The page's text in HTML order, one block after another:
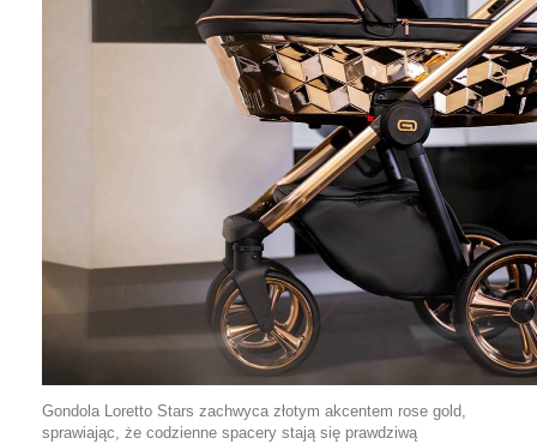
Gondola Loretto Stars zachwyca złotym akcentem rose gold,
sprawiając, że codzienne spacery stają się prawdziwą